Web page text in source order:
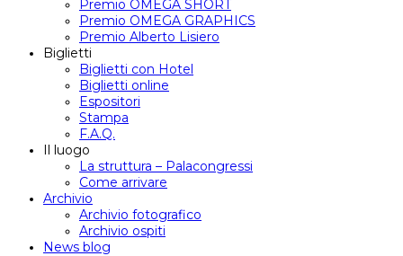
Premio OMEGA SHORT
Premio OMEGA GRAPHICS
Premio Alberto Lisiero
Biglietti
Biglietti con Hotel
Biglietti online
Espositori
Stampa
F.A.Q.
Il luogo
La struttura – Palacongressi
Come arrivare
Archivio
Archivio fotografico
Archivio ospiti
News blog